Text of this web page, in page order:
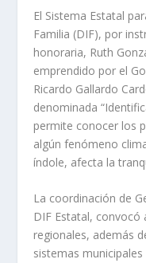
El Sistema Estatal
Familia (DIF), por
honoraria, Ruth
emprendido por el
Ricardo Gallardo
denominada
permite conocer los
algún fenómeno
índole, afecta la
La coordinación de
DIF Estatal, convocó
regionales, además
sistemas